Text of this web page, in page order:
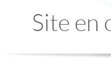
Site en